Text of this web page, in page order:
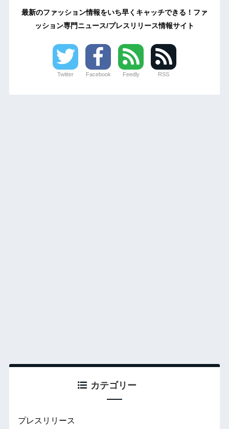
最新のファッション情報をいち早くキャッチできる！ファ
ッション専門ニュース/プレスリリース情報サイト
Twitter Facebook Feedly RSS
カテゴリー
プレスリリース